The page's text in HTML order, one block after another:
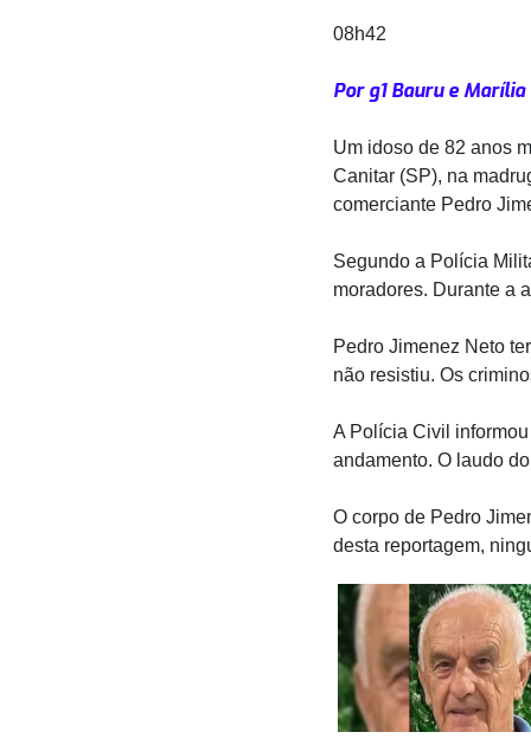
08h42
Por g1 Bauru e Marília
Um idoso de 82 anos
Canitar (SP), na
comerciante Pedro
Segundo a Polícia
moradores. Durante a
Pedro Jimenez Neto
não resistiu. Os
A Polícia Civil
andamento. O laudo
O corpo de Pedro
desta reportagem,